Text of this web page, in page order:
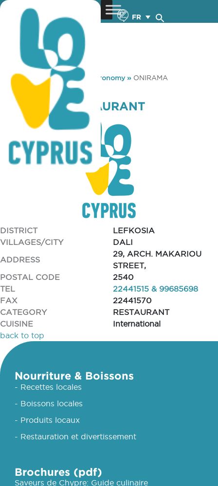
FR
You are here: Home »Gastronomy» ONIRAMA
RESTAURANT
ONIRAMA RESTAURANT
DISTRICT
LEFKOSIA
VILLAGES/CITY
DALI
ADDRESS
29, ARCH. MAKARIOU
STREET,
POSTAL CODE
2540
TEL
22441515 & 99685698
FAX
22441570
CATEGORY
RESTAURANT
CUISINE
International
back to top
Nourriture & Boissons
- Recettes locales
- Boissons locales
- Produits locaux
- Restauration et divertissement
Brochures (pdf)
Saveurs de Chypre: Guide culinaire